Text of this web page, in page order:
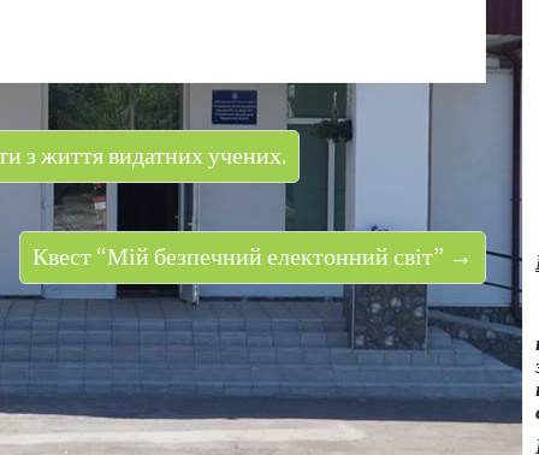
з життя видатних учених.
Квест “Мій безпечний електонний світ” →